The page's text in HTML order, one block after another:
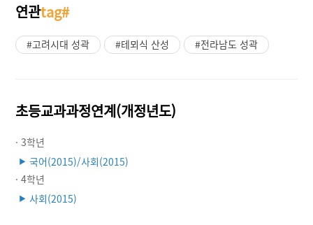
연관tag#
#고려시대 성곽 #테뫼식 산성 #전라남도 성곽
초등교과과정연계(개정년도)
· 3학년
▶ 국어(2015)/사회(2015)
· 4학년
▶ 사회(2015)